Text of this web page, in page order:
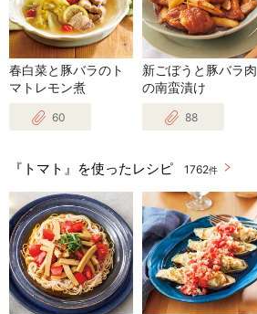
春白菜と豚バラのト
マトレモン煮
60
新ごぼうと豚バラ肉
の南蛮漬け
88
『トマト』を使ったレシピ 1762件